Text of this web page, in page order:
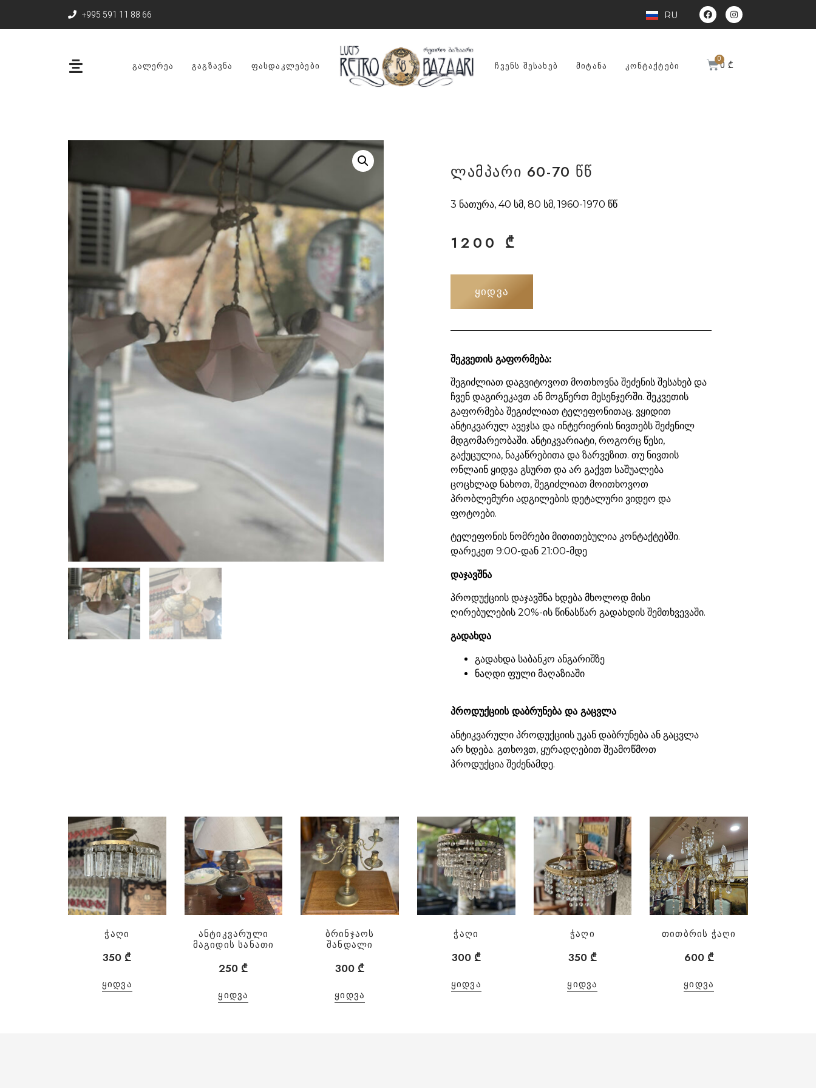
+995 591 11 88 66 RU
ᲒᲐᲚᲔᲠᲔᲐ ᲒᲐᲒᲖᲐᲕᲜᲐ ᲤᲐᲡᲓᲐᲙᲚᲔᲑᲔᲑᲘ ᲩᲕᲔᲜᲡ ᲨᲔᲡᲐᲮᲔᲑ ᲛᲘᲢᲐᲜᲐ ᲙᲝᲜᲢᲐᲥᲢᲔᲑᲘ 0₾
ლამპარი 60-70 წწ
3 ნათურა, 40 სმ, 80 სმ, 1960-1970 წწ
1200 ₾
ᲧᲘᲓᲕᲐ
შეკვეთის გაფორმება:
შეგიძლიათ დაგვიტოვოთ მოთხოვნა შეძენის შესახებ და
ჩვენ დაგირეკავთ ან მოგწერთ მესენჯერში. შეკვეთის
გაფორმება შეგიძლიათ ტელეფონითაც. ვყიდით
ანტიკვარულ ავეჯსა და ინტერიერის ნივთებს შეძენილ
მდგომარეობაში. ანტიკვარიატი, როგორც წესი,
გაქუცულია, ნაკაწრებითა და ზარვეზით. თუ ნივთის
ონლაინ ყიდვა გსურთ და არ გაქვთ საშუალება
ცოცხლად ნახოთ, შეგიძლიათ მოითხოვოთ
პრობლემური ადგილების დეტალური ვიდეო და
ფოტოები.
ტელეფონის ნომრები მითითებულია კონტაქტებში.
დარეკეთ 9:00-დან 21:00-მდე
დაჯავშნა
პროდუქციის დაჯავშნა ხდება მხოლოდ მისი
ღირებულების 20%-ის წინასწარ გადახდის შემთხვევაში.
გადახდა
გადახდა საბანკო ანგარიშზე
ნაღდი ფული მაღაზიაში
პროდუქციის დაბრუნება და გაცვლა
ანტიკვარული პროდუქციის უკან დაბრუნება ან გაცვლა
არ ხდება. გთხოვთ, ყურადღებით შეამოწმოთ
პროდუქცია შეძენამდე.
ჭაღი
350 ₾
ᲧᲘᲓᲕᲐ
ანტიკვარული
მაგიდის სანათი
250 ₾
ᲧᲘᲓᲕᲐ
ბრინჯაოს
შანდალი
300 ₾
ᲧᲘᲓᲕᲐ
ჭაღი
300 ₾
ᲧᲘᲓᲕᲐ
ჭაღი
350 ₾
ᲧᲘᲓᲕᲐ
თითბრის ჭაღი
600 ₾
ᲧᲘᲓᲕᲐ